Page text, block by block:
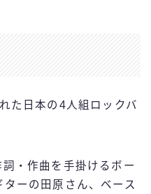
た日本の4人組ロックバ
・作曲を手掛けるボー
ーの田原さん、ベース